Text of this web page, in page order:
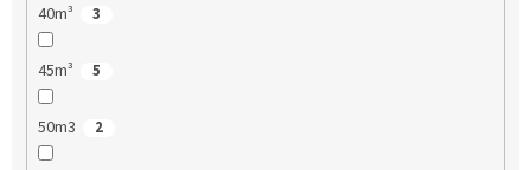
40m³ 3
45m³ 5
50m3 2